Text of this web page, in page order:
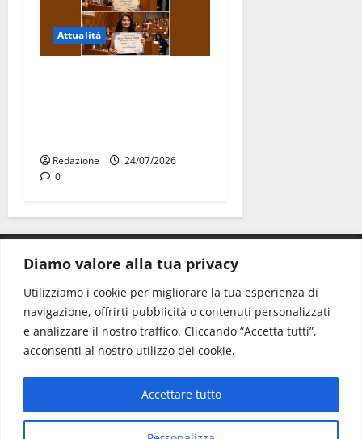
Diamo valore alla tua privacy
Utilizziamo i cookie per migliorare la tua esperienza di
navigazione, offrirti pubblicità o contenuti personalizzati
e analizzare il nostro traffico. Cliccando “Accetta tutti”,
acconsenti al nostro utilizzo dei cookie.
Accettare tutto
Attualità
Redazione
24/07/2026
0
CONTATTI.
Redazione: redazione@www.martinasera.it
Direttore:direttore@www.martinasera.it
Info & Commerciale:info@www.martinasera.it
Home News Vivere la città EVENTI
Salute